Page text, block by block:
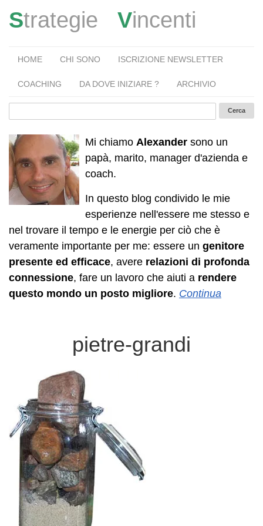
Strategie Vincenti
HOME CHI SONO ISCRIZIONE NEWSLETTER
COACHING DA DOVE INIZIARE ? ARCHIVIO
Mi chiamo Alexander sono un
papà, marito, manager d'azienda e
coach.
In questo blog condivido le mie
esperienze nell'essere me stesso e
nel trovare il tempo e le energie per ciò che è
veramente importante per me: essere un genitore
presente ed efficace, avere relazioni di profonda
connessione, fare un lavoro che aiuti a rendere
questo mondo un posto migliore. Continua
pietre-grandi